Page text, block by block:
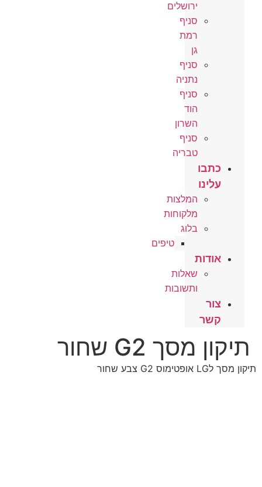
ירושלים
סניף
רמת
גן
סניף
נתניה
סניף
הוד
השרון
סניף
טבריה
כתבו
עלינו
המלצות
מלקוחות
בלוג
טיפים
אודות
שאלות
ותשובות
צור
קשר
תיקון מסך G2 שחור
תיקון מסך לLG אופטימוס G2 צבע שחור